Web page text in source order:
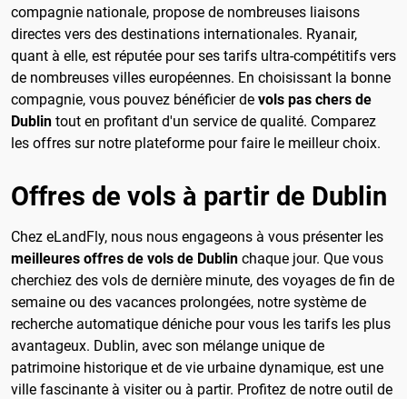
compagnie nationale, propose de nombreuses liaisons
directes vers des destinations internationales. Ryanair,
quant à elle, est réputée pour ses tarifs ultra-compétitifs vers
de nombreuses villes européennes. En choisissant la bonne
compagnie, vous pouvez bénéficier de vols pas chers de
Dublin tout en profitant d'un service de qualité. Comparez
les offres sur notre plateforme pour faire le meilleur choix.
Offres de vols à partir de Dublin
Chez eLandFly, nous nous engageons à vous présenter les
meilleures offres de vols de Dublin chaque jour. Que vous
cherchiez des vols de dernière minute, des voyages de fin de
semaine ou des vacances prolongées, notre système de
recherche automatique déniche pour vous les tarifs les plus
avantageux. Dublin, avec son mélange unique de
patrimoine historique et de vie urbaine dynamique, est une
ville fascinante à visiter ou à partir. Profitez de notre outil de